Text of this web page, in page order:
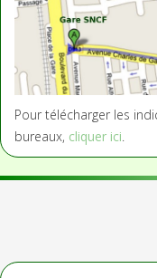
Pour télécharger les
bureaux, cliquer ici.